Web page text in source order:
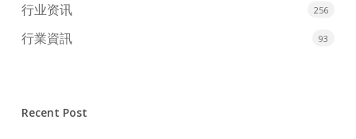
行业资讯 256
行業資訊 93
Recent Post